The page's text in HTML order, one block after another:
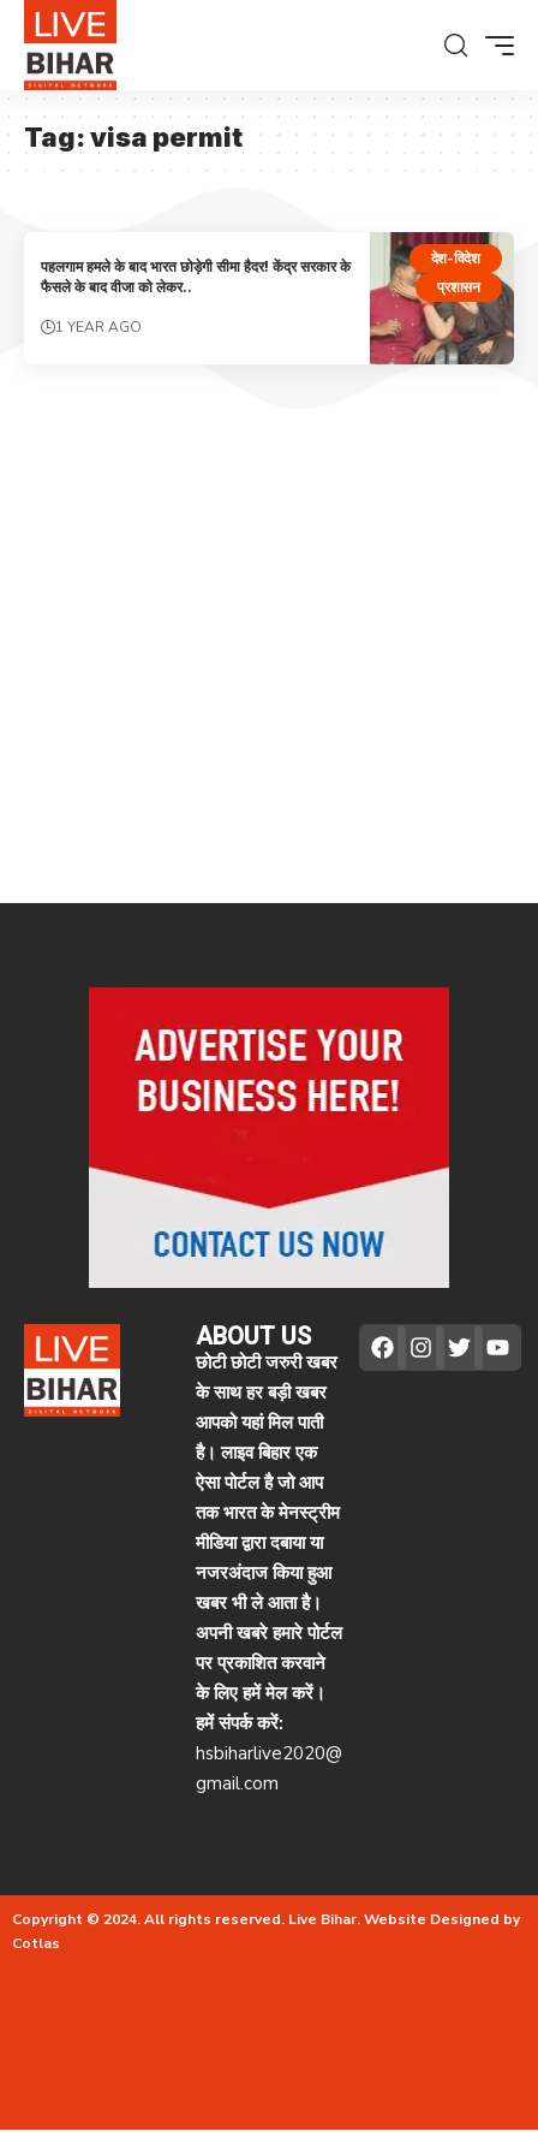
Tag:visa permit
देश-विदेश
प्रशासन
पहलगाम हमले के बाद भारत छोड़ेगी सीमा हैदर! केंद्र सरकार के
फैसले के बाद वीजा को लेकर..
1 YEAR AGO
ABOUT US
छोटी छोटी जरुरी खबर
के साथ हर बड़ी खबर
आपको यहां मिल पाती
है। लाइव बिहार एक
ऐसा पोर्टल है जो आप
तक भारत के मेनस्ट्रीम
मीडिया द्वारा दबाया या
नजरअंदाज किया हुआ
खबर भी ले आता है।
अपनी खबरे हमारे पोर्टल
पर प्रकाशित करवाने
के लिए हमें मेल करें।
हमें संपर्क करें:
hsbiharlive2020@
gmail.com
Copyright © 2024. All rights reserved. Live Bihar.Website Designed by
Cotlas